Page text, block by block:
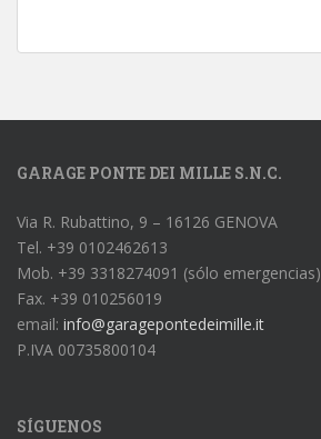
GARAGE PONTE DEI MILLE S.N.C.
Via R. Rubattino, 9 – 16126 GENOVA
Tel. +39 0102462613
Mob. +39 3318274091 (sólo emergencias)
Fax. +39 010256019
email: info@garagepontedeimille.it
P.IVA 00735800104
SÍGUENOS